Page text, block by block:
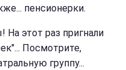
пенсионерки.
На этот раз пригнали
Посмотрите,
группу...